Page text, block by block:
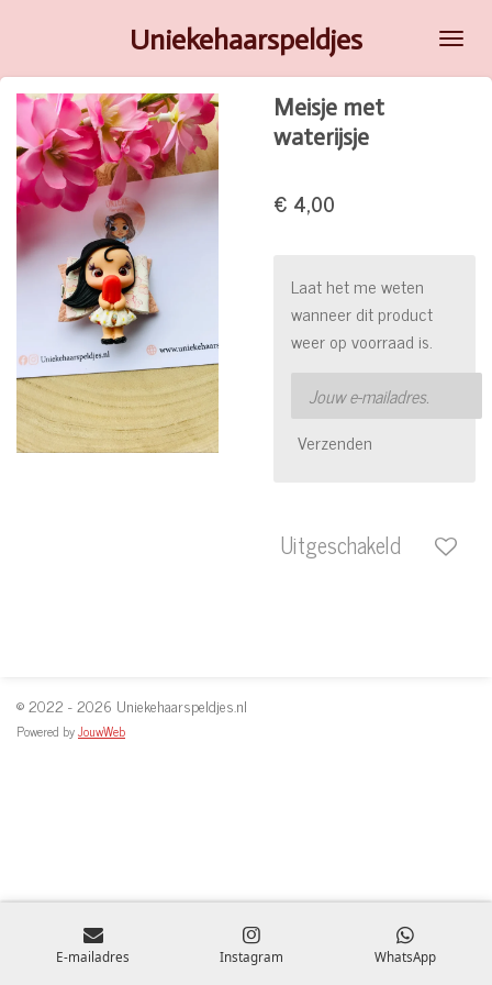
naar
de
hoofdinhoud
Uniekehaarspeldjes
Meisje met
waterijsje
€ 4,00
Laat het me weten
wanneer dit product
weer op voorraad is.
Verzenden
Uitgeschakeld
© 2022 - 2026 Uniekehaarspeldjes.nl
Powered byJouwWeb
E-mailadres Instagram WhatsApp